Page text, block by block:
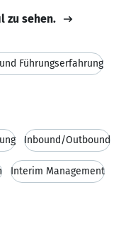
zu sehen.
Führungserfahrung
Inbound/Outbound
Interim Management